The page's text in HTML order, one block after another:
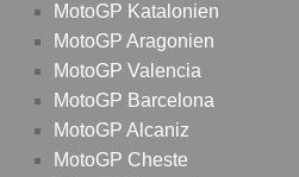
MotoGP Katalonien
MotoGP Aragonien
MotoGP Valencia
MotoGP Barcelona
MotoGP Alcaniz
MotoGP Cheste